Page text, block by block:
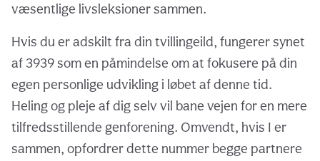
væsentlige livsleksioner sammen.
Hvis du er adskilt fra din tvillingeild, fungerer synet
af 3939 som en påmindelse om at fokusere på din
egen personlige udvikling i løbet af denne tid.
Heling og pleje af dig selv vil bane vejen for en mere
tilfredsstillende genforening. Omvendt, hvis I er
sammen, opfordrer dette nummer begge partnere